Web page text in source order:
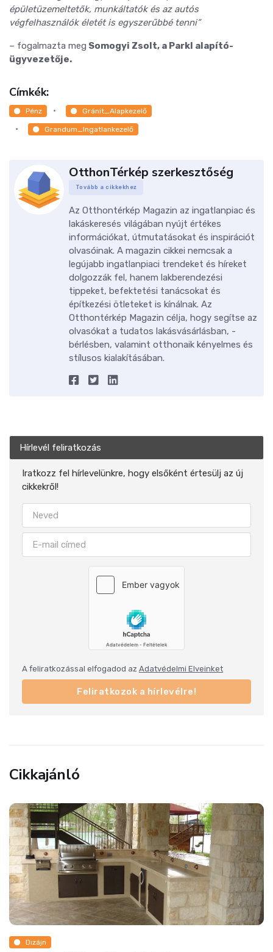
épületüzemeltetők, munkáltatók és az autós
végfelhasználók életét is egyszerűbbé tenni”
– fogalmazta meg Somogyi Zsolt, a Parkl alapító-
ügyvezetője.
Címkék:
Pénz Gránit_Alapkezelő
Grandum_Ingatlankezelő
OtthonTérkép szerkesztőség
Tovább a cikkekhez
Az Otthontérkép Magazin az ingatlanpiac és
lakáskeresés világában nyújt értékes
információkat, útmutatásokat és inspirációt
olvasóinak. A magazin cikkei nemcsak a
legújabb ingatlanpiaci trendeket és híreket
dolgozzák fel, hanem lakberendezési
tippeket, befektetési tanácsokat és
építkezési ötleteket is kínálnak. Az
Otthontérkép Magazin célja, hogy segítse az
olvasókat a tudatos lakásvásárlásban, -
bérlésben, valamint otthonaik kényelmes és
stílusos kialakításában.
Hírlevél feliratkozás
Iratkozz fel hírlevelünkre, hogy elsőként értesülj az új
cikkekről!
A feliratkozással elfogadod az Adatvédelmi Elveinket
Feliratkozok a hírlevélre!
Cikkajánló
Dizájn